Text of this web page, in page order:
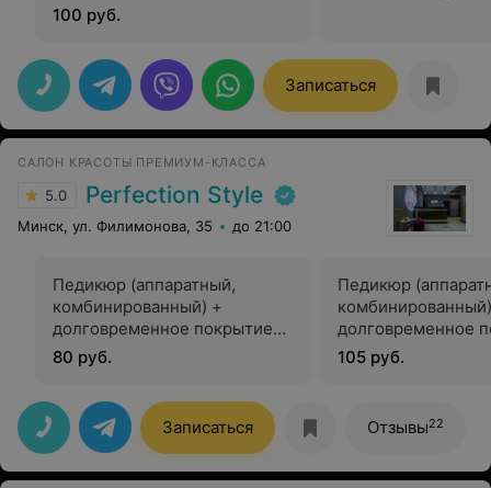
100 руб.
Записаться
САЛОН КРАСОТЫ ПРЕМИУМ-КЛАССА
5.0 Perfection Style
Минск, ул. Филимонова, 35 до 21:00
Педикюр (аппаратный,
комбинированный) +
долговременное покрытие
френч 75
80 руб.
Педикюр
долговременное
френч топ мастер
105 руб.
Записаться Отзывы22